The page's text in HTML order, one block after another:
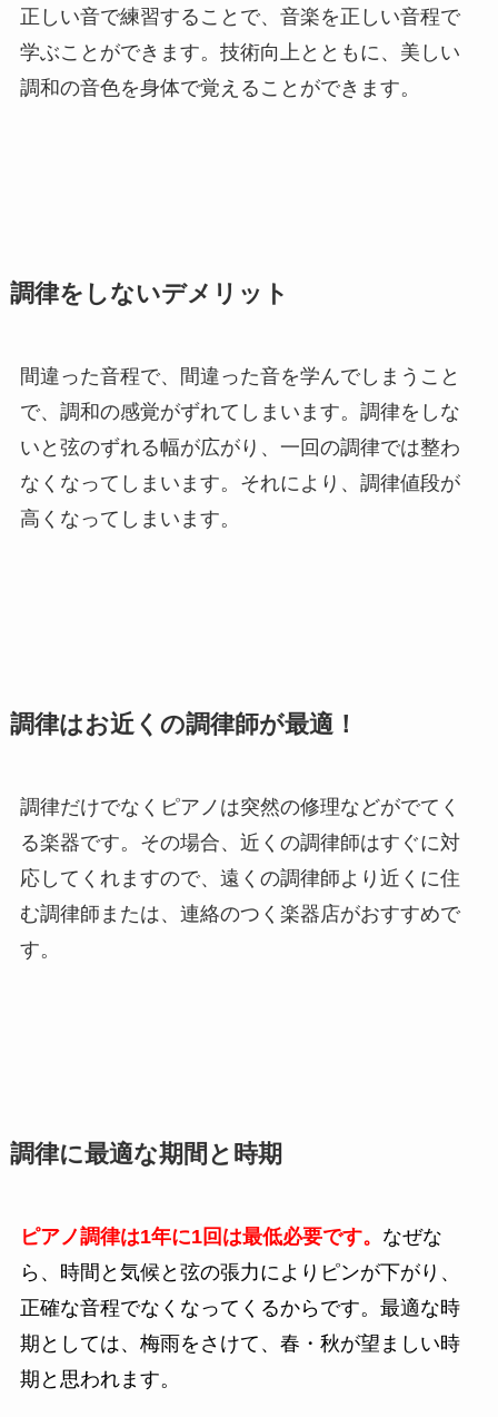
正しい音で練習することで、音楽を正しい音程で
学ぶことができます。技術向上とともに、美しい
調和の音色を身体で覚えることができます。
調律をしないデメリット
間違った音程で、間違った音を学んでしまうこと
で、調和の感覚がずれてしまいます。調律をしな
いと弦のずれる幅が広がり、一回の調律では整わ
なくなってしまいます。それにより、調律値段が
高くなってしまいます。
調律はお近くの調律師が最適！
調律だけでなくピアノは突然の修理などがでてく
る楽器です。その場合、近くの調律師はすぐに対
応してくれますので、遠くの調律師より近くに住
む調律師または、連絡のつく楽器店がおすすめで
す。
調律に最適な期間と時期
ピアノ調律は1年に1回は最低必要です。 なぜな
ら、 時間と気候と 弦の張力によりピンが下がり、
正確な音程でなくなってくるからです。最適な時
期としては、梅雨をさけて、春・秋が望ましい時
期と思われます。